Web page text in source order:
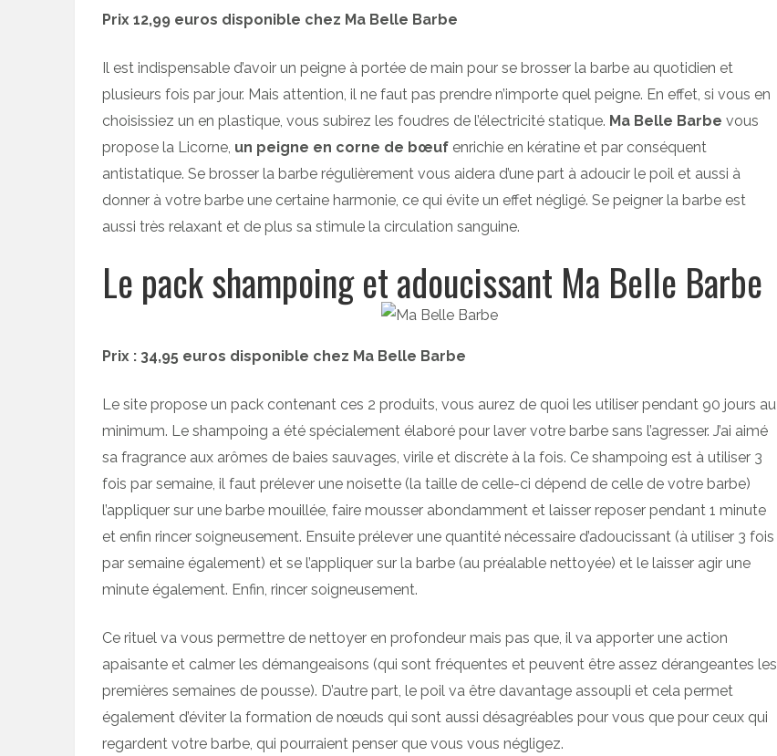
Prix 12,99 euros disponible chez Ma Belle Barbe
Il est indispensable d’avoir un peigne à portée de main pour se brosser la barbe au quotidien et
plusieurs fois par jour. Mais attention, il ne faut pas prendre n’importe quel peigne. En effet, si vous en
choisissiez un en plastique, vous subirez les foudres de l’électricité statique. Ma Belle Barbe vous
propose la Licorne, un peigne en corne de bœuf enrichie en kératine et par conséquent
antistatique. Se brosser la barbe régulièrement vous aidera d’une part à adoucir le poil et aussi à
donner à votre barbe une certaine harmonie, ce qui évite un effet négligé. Se peigner la barbe est
aussi très relaxant et de plus sa stimule la circulation sanguine.
Le pack shampoing et adoucissant Ma Belle Barbe
Prix : 34,95 euros disponible chez Ma Belle Barbe
Le site propose un pack contenant ces 2 produits, vous aurez de quoi les utiliser pendant 90 jours au
minimum. Le shampoing a été spécialement élaboré pour laver votre barbe sans l’agresser. J’ai aimé
sa fragrance aux arômes de baies sauvages, virile et discrète à la fois. Ce shampoing est à utiliser 3
fois par semaine, il faut prélever une noisette (la taille de celle-ci dépend de celle de votre barbe)
l’appliquer sur une barbe mouillée, faire mousser abondamment et laisser reposer pendant 1 minute
et enfin rincer soigneusement. Ensuite prélever une quantité nécessaire d’adoucissant (à utiliser 3 fois
par semaine également) et se l’appliquer sur la barbe (au préalable nettoyée) et le laisser agir une
minute également. Enfin, rincer soigneusement.
Ce rituel va vous permettre de nettoyer en profondeur mais pas que, il va apporter une action
apaisante et calmer les démangeaisons (qui sont fréquentes et peuvent être assez dérangeantes les
premières semaines de pousse). D’autre part, le poil va être davantage assoupli et cela permet
également d’éviter la formation de nœuds qui sont aussi désagréables pour vous que pour ceux qui
regardent votre barbe, qui pourraient penser que vous vous négligez.